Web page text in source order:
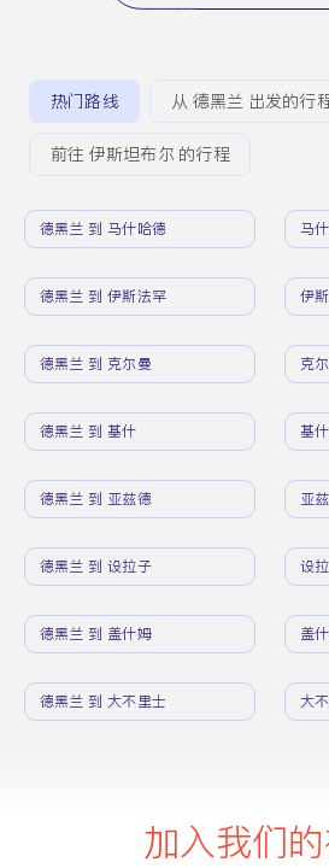
热门路线 从 德黑兰 出发的行
前往 伊斯坦布尔 的行程
德黑兰 到 马什哈德 马
德黑兰 到 伊斯法罕 伊
德黑兰 到 克尔曼 克
德黑兰 到 基什 基
德黑兰 到 亚兹德 亚
德黑兰 到 设拉子 设
德黑兰 到 盖什姆 盖
德黑兰 到 大不里士 大
加入我们